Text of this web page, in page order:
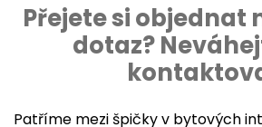
Přejete si objednat
dotaz?
Patříme mezi špičky v bytových